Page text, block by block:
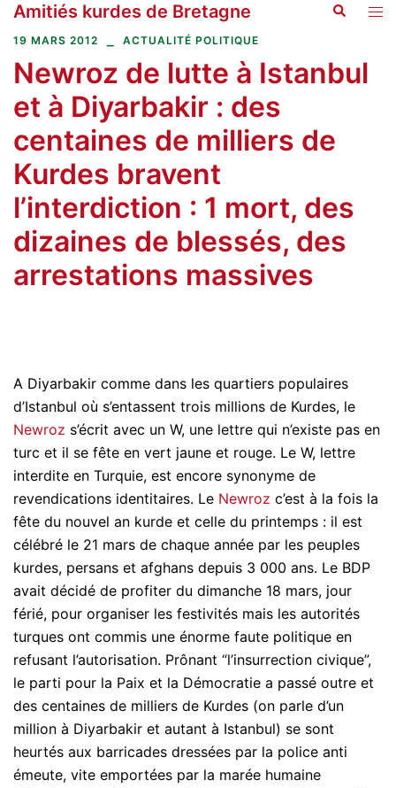
Aller
au
Amitiés kurdes de Bretagne
19 MARS 2012 ACTUALITÉ POLITIQUE
Newroz de lutte à Istanbul
et à Diyarbakir : des
centaines de milliers de
Kurdes bravent
l’interdiction : 1 mort, des
dizaines de blessés, des
arrestations massives
A Diyarbakir comme dans les quartiers populaires
d’Istanbul où s’entassent trois millions de Kurdes, le
Newroz s’écrit avec un W, une lettre qui n’existe pas en
turc et il se fête en vert jaune et rouge. Le W, lettre
interdite en Turquie, est encore synonyme de
revendications identitaires. Le Newroz c’est à la fois la
fête du nouvel an kurde et celle du printemps : il est
célébré le 21 mars de chaque année par les peuples
kurdes, persans et afghans depuis 3 000 ans. Le BDP
avait décidé de profiter du dimanche 18 mars, jour
férié, pour organiser les festivités mais les autorités
turques ont commis une énorme faute politique en
refusant l’autorisation. Prônant “l’insurrection civique”,
le parti pour la Paix et la Démocratie a passé outre et
des centaines de milliers de Kurdes (on parle d’un
million à Diyarbakir et autant à Istanbul) se sont
heurtés aux barricades dressées par la police anti
émeute, vite emportées par la marée humaine